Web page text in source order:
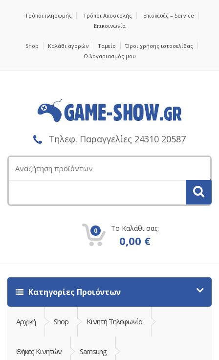
Τρόποι πληρωμής Τρόποι Αποστολής
Επισκευές – Service
Επικοινωνία
Shop Καλάθι αγορών Ταμείο
Όροι χρήσης ιστοσελίδας
Ο λογαριασμός μου
Τηλεφ. Παραγγελίες 24310 20587
για:
0 Το Καλάθι σας:
0,00 €
Κατηγορίες Προιόντων
Αρχική Shop Κινητή Τηλεφωνία
Θήκες Κινητών Samsung